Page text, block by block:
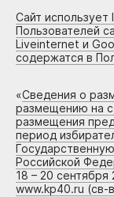
Сайт использует
Пользователей
Liveinternet и
содержатся в
«Сведения о
размещению на
размещения
период
Российской
18 – 20
www.kp40.ru